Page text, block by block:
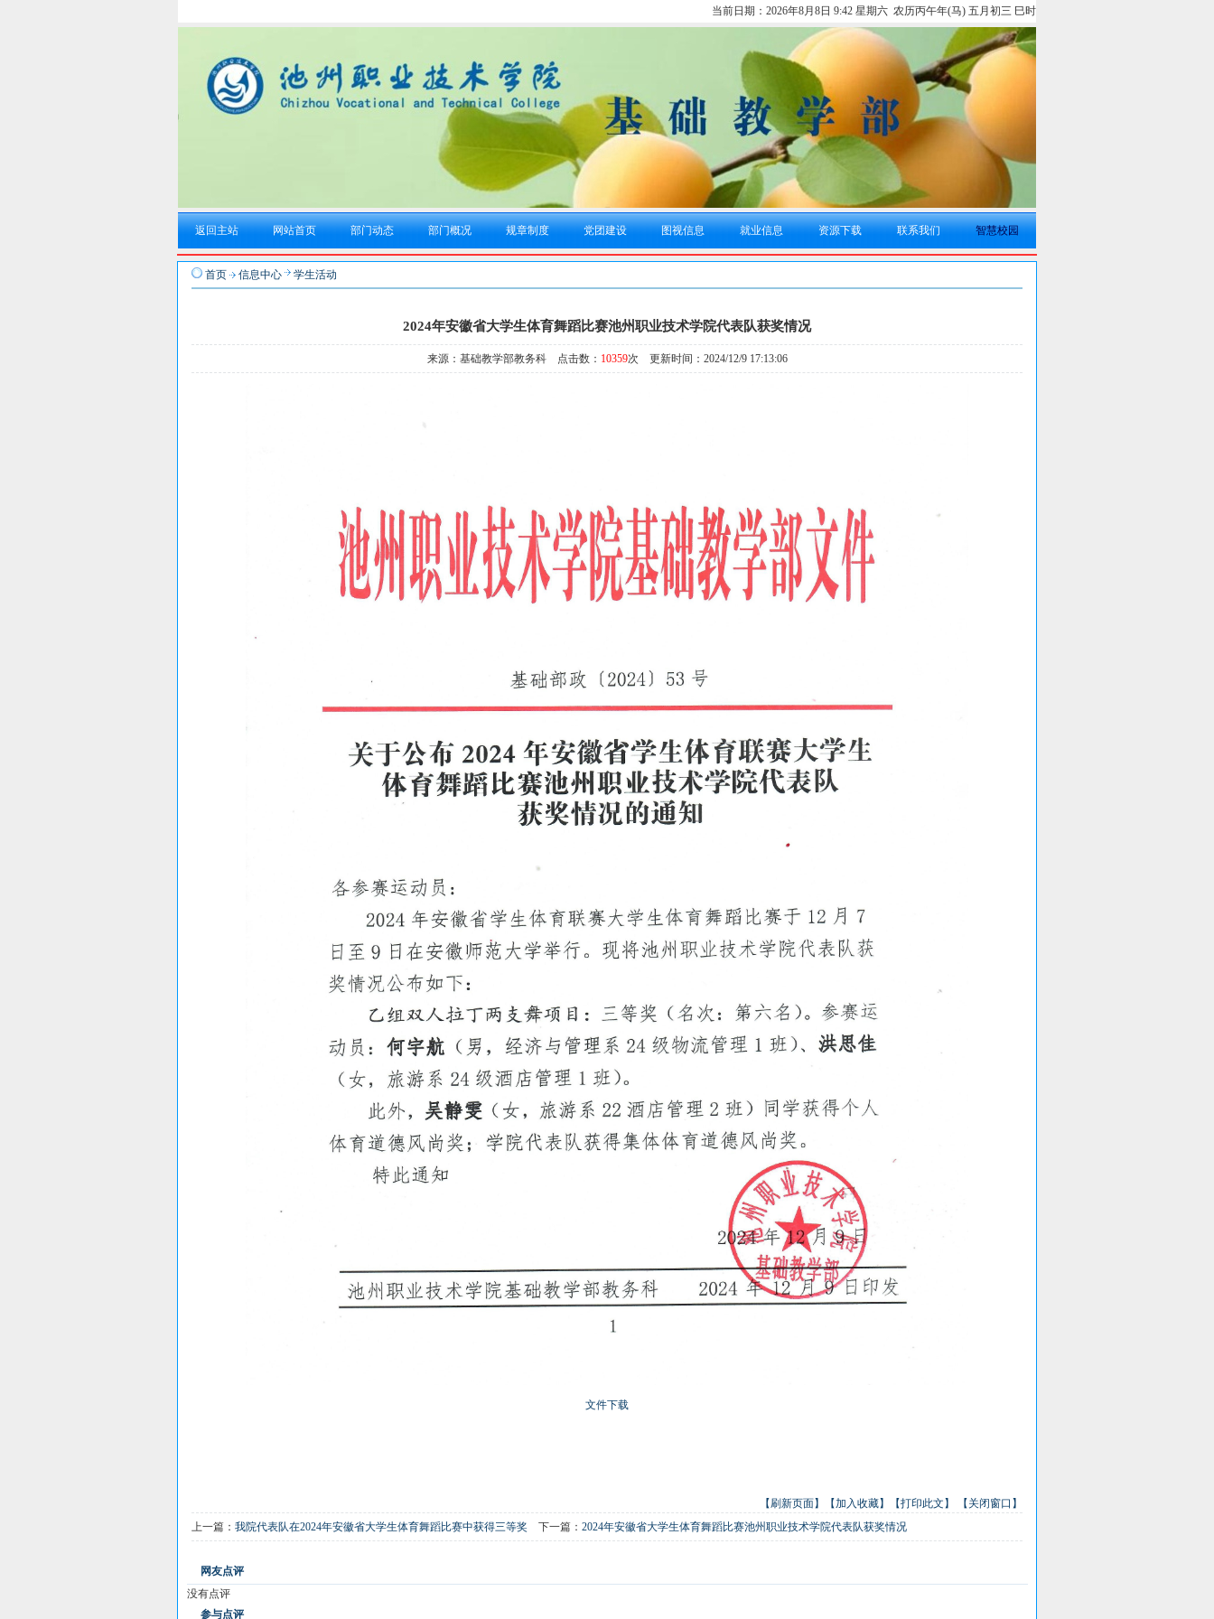
当前日期： 2026年8月8日 9:42 星期六 农历丙午年(马) 五月初三 巳时
返回主站 网站首页 部门动态 部门概况 规章制度 党团建设 图视信息 就业信息 资源下载 联系我们 智慧校园
首页 信息中心 学生活动
2024年安徽省大学生体育舞蹈比赛池州职业技术学院代表队获奖情况
来源：基础教学部教务科 点击数： 10359次 更新时间：2024/12/9 17:13:06
文件下载
【刷新页面】 【加入收藏】 【打印此文】
【关闭窗口】
上一篇： 我院代表队在2024年安徽省大学生体育舞蹈比赛中获得三等奖 下一篇： 2024年安徽省大学生体育舞蹈比赛池州职业技术学院代表队获奖情况
网友点评
没有点评
参与点评